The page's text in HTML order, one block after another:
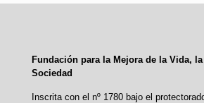
Fundación para la Mejora de la Vida,
Sociedad
Inscrita con el nº 1780 bajo el